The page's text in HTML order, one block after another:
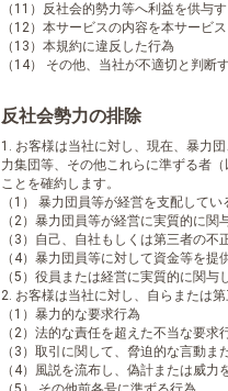
（11）反社会的勢力等へ利益を供与
（12）本サービスの内容を本サービ
（13）本規約に違反した行為
（14） その他、当社が不適切と判断
反社会勢力の排除
1. お客様は当社に対し、現在、暴力
力集団等、その他これらに準ずる者
ことを確約します。
（1） 暴力団員等が経営を支配して
（2）暴力団員等が経営に実質的に
（3）自己、自社もしくは第三者の
（4）暴力団員等に対して資金等を
（5）役員または経営に実質的に関
2. お客様は当社に対し、自らまたは
（1）暴力的な要求行為
（2）法的な責任を超えた不当な要求
（3）取引に関して、脅迫的な言動ま
（4）風説を流布し、偽計または威